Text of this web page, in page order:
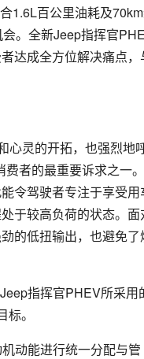
1.6L百公里油耗及
。全新Jeep指挥官
达成全方位解决痛点，
心灵的开拓，也强烈地
者的最重要诉求之一
令驾驶者专注于享受用
于较高负荷的状态。面
的低扭输出，也避免了
指挥官PHEV所采用
。
动能进行统一分配与管